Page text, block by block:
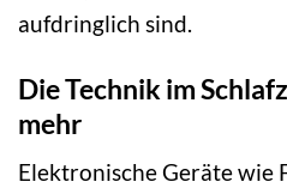
aufdringlich sind.
Die Technik im
mehr
Elektronische Geräte wie